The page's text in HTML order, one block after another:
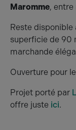
Maromme, entre
Reste disponible
superficie de 90
marchande
Ouverture pour
Projet porté par
offre juste ici.